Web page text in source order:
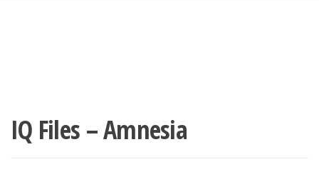
IQ Files – Amnesia